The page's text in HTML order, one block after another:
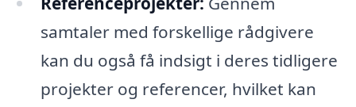
samtaler med forskellige rådgivere
kan du også få indsigt i deres tidligere
projekter og referencer, hvilket kan